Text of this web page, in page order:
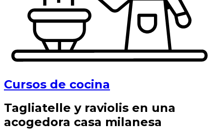
Cursos de cocina
Tagliatelle y raviolis en una
acogedora casa milanesa